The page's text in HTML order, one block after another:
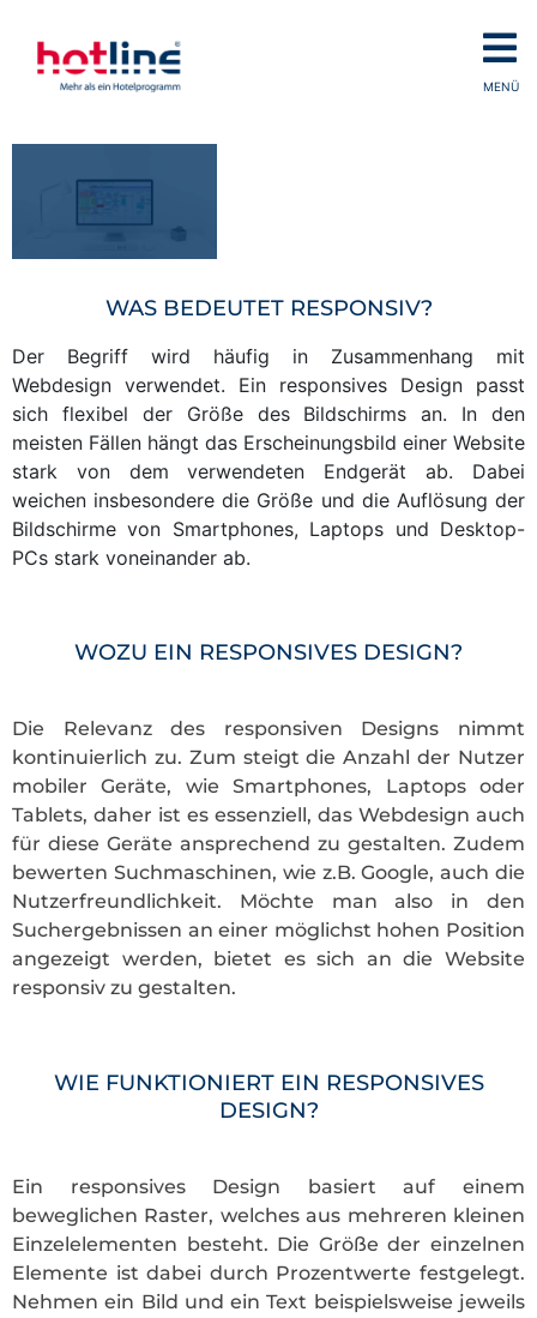
MENÜ
WAS BEDEUTET RESPONSIV?
Der Begriff wird häufig in Zusammenhang mit
Webdesign verwendet. Ein responsives Design passt
sich flexibel der Größe des Bildschirms an. In den
meisten Fällen hängt das Erscheinungsbild einer Website
stark von dem verwendeten Endgerät ab. Dabei
weichen insbesondere die Größe und die Auflösung der
Bildschirme von Smartphones, Laptops und Desktop-
PCs stark voneinander ab.
WOZU EIN RESPONSIVES DESIGN?
Die Relevanz des responsiven Designs nimmt
kontinuierlich zu. Zum steigt die Anzahl der Nutzer
mobiler Geräte, wie Smartphones, Laptops oder
Tablets, daher ist es essenziell, das Webdesign auch
für diese Geräte ansprechend zu gestalten. Zudem
bewerten Suchmaschinen, wie z.B. Google, auch die
Nutzerfreundlichkeit. Möchte man also in den
Suchergebnissen an einer möglichst hohen Position
angezeigt werden, bietet es sich an die Website
responsiv zu gestalten.
WIE FUNKTIONIERT EIN RESPONSIVES
DESIGN?
Ein responsives Design basiert auf einem
beweglichen Raster, welches aus mehreren kleinen
Einzelelementen besteht. Die Größe der einzelnen
Elemente ist dabei durch Prozentwerte festgelegt.
Nehmen ein Bild und ein Text beispielsweise jeweils